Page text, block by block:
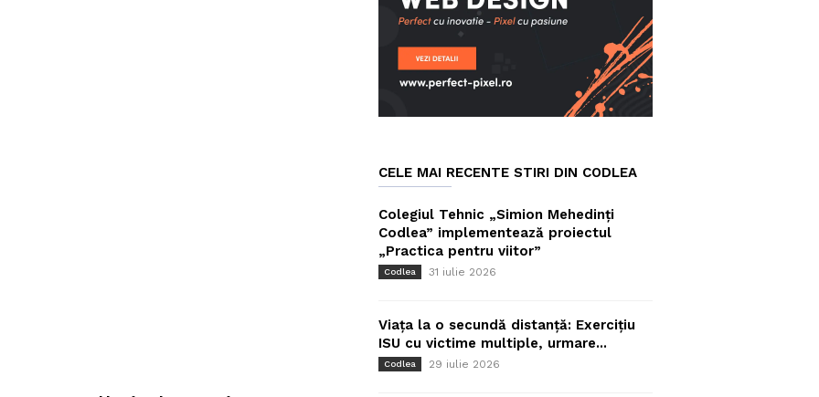
CELE MAI RECENTE STIRI DIN CODLEA
Colegiul Tehnic „Simion Mehedinți
Codlea” implementează proiectul
„Practica pentru viitor”
Codlea 31 iulie 2026
Viața la o secundă distanță: Exercițiu
ISU cu victime multiple, urmare...
Codlea 29 iulie 2026